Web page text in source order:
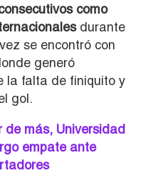
como
durante
se encontró con
generó
la falta de finiquito y
gol.
más, Universidad
empate ante